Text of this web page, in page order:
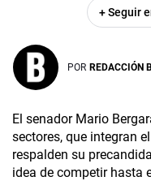
+ Seguir
POR REDACCIÓN
El senador Mario
sectores, que integran
respalden su
idea de competir hasta